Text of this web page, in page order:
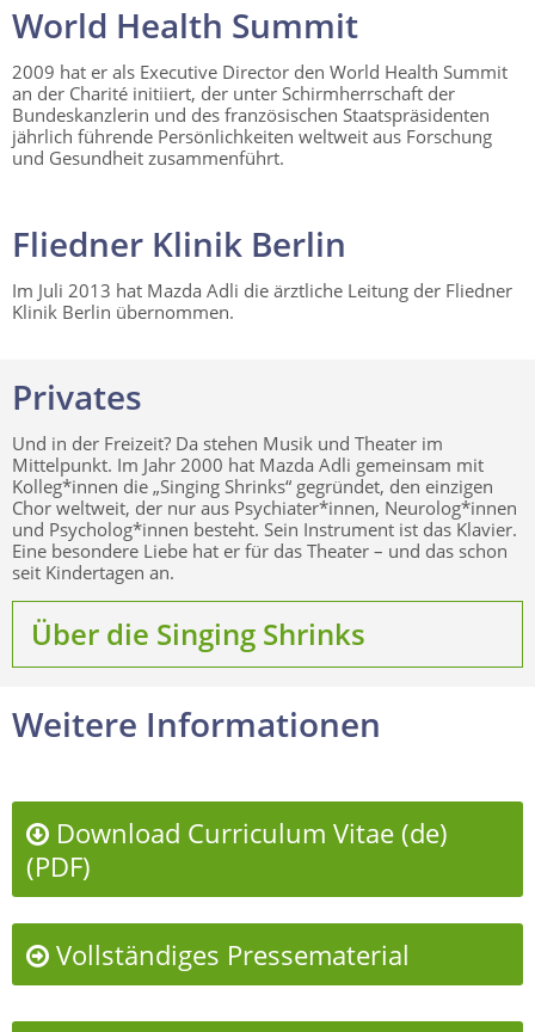
World Health Summit
2009 hat er als Executive Director den World Health Summit
an der Charité initiiert, der unter Schirmherrschaft der
Bundeskanzlerin und des französischen Staatspräsidenten
jährlich führende Persönlichkeiten weltweit aus Forschung
und Gesundheit zusammenführt.
Fliedner Klinik Berlin
Im Juli 2013 hat Mazda Adli die ärztliche Leitung der Fliedner
Klinik Berlin übernommen.
Privates
Und in der Freizeit? Da stehen Musik und Theater im
Mittelpunkt. Im Jahr 2000 hat Mazda Adli gemeinsam mit
Kolleg*innen die „Singing Shrinks“ gegründet, den einzigen
Chor weltweit, der nur aus Psychiater*innen, Neurolog*innen
und Psycholog*innen besteht. Sein Instrument ist das Klavier.
Eine besondere Liebe hat er für das Theater – und das schon
seit Kindertagen an.
Über die Singing Shrinks
Weitere Informationen
Download Curriculum Vitae (de)
(PDF)
Vollständiges Pressematerial